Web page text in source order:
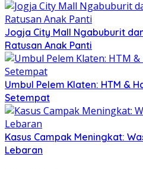
Jogja City Mall Ngabuburit
Ratusan Anak Panti
Umbul Pelem Klaten: HTM &
Setempat
Kasus Campak Meningkat:
Lebaran